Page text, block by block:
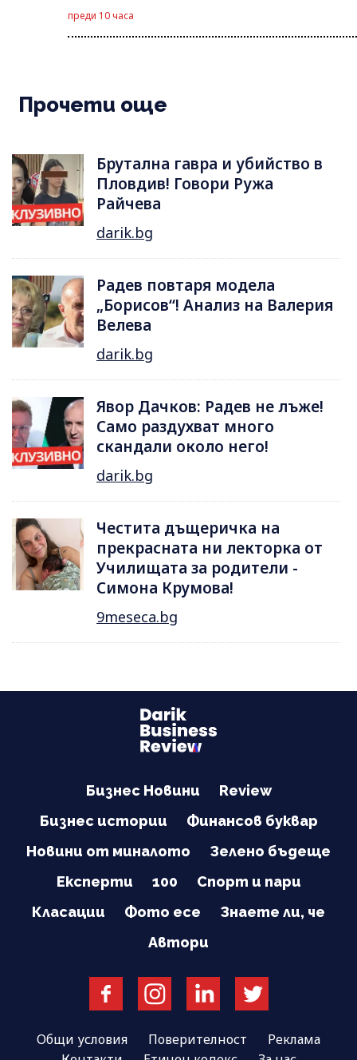
преди 10 часа
Прочети още
Брутална гавра и убийство в
Пловдив! Говори Ружа
Райчева
darik.bg
Радев повтаря модела
„Борисов“! Анализ на Валерия
Велева
darik.bg
Явор Дачков: Радев не лъже!
Само раздухват много
скандали около него!
darik.bg
Честита дъщеричка на
прекрасната ни лекторка от
Училищата за родители -
Симона Крумова!
9meseca.bg
Бизнес Новини
Review
Бизнес истории
Финансов буквар
Новини от миналото
Зелено бъдеще
Експерти
100
Спорт и пари
Класации
Фото есе
Знаете ли, че
Автори
Общи условия Поверителност
Реклама